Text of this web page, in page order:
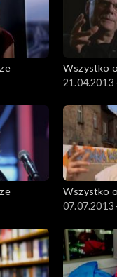
Wszystko
21.04.2013
Wszystko
07.07.2013